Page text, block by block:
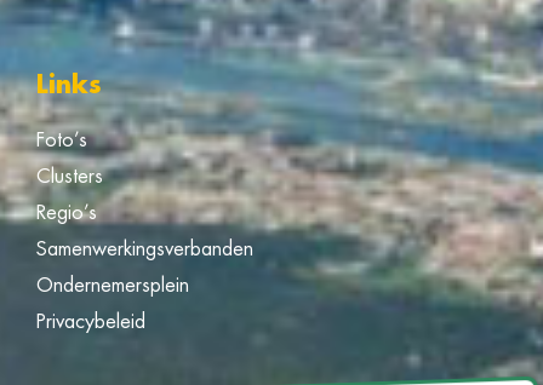
Links
Foto’s
Clusters
Regio’s
Samenwerkingsverbanden
Ondernemersplein
Privacybeleid